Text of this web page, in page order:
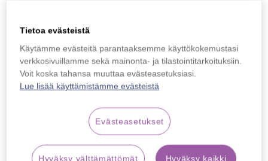
Tietoa evästeistä
Käytämme evästeitä parantaaksemme käyttökokemustasi
verkkosivuillamme sekä mainonta- ja tilastointitarkoituksiin.
Voit koska tahansa muuttaa evästeasetuksiasi.
Lue lisää käyttämistämme evästeistä
Evästeasetukset
Hyväksy välttämättömät Hyväksy kaikki